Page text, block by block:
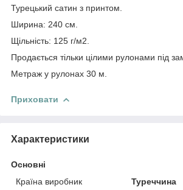
Турецький сатин з принтом.
Ширина: 240 см.
Щільність: 125 г/м2.
Продається тільки цілими рулонами під
Метраж у рулонах 30 м.
Приховати
Характеристики
Основні
Країна виробник
Туреччина